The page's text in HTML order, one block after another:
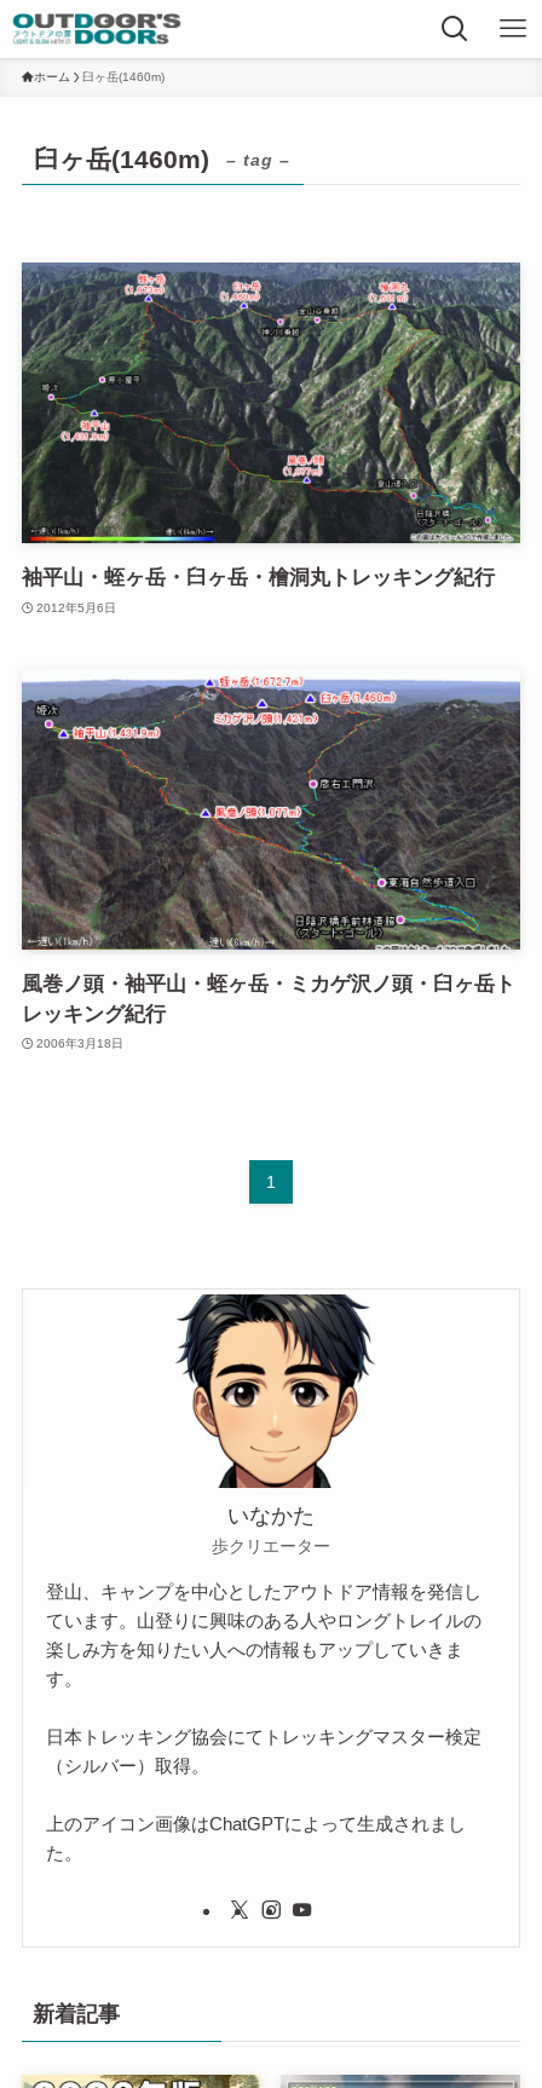
ホーム 臼ヶ岳(1460m)
臼ヶ岳(1460m) – tag –
袖平山・蛭ヶ岳・臼ヶ岳・檜洞丸トレッキング紀行
2012年5月6日
風巻ノ頭・袖平山・蛭ヶ岳・ミカゲ沢ノ頭・臼ヶ岳ト
レッキング紀行
2006年3月18日
1
いなかた
歩クリエーター
登山、キャンプを中心としたアウトドア情報を発信し
ています。山登りに興味のある人やロングトレイルの
楽しみ方を知りたい人への情報もアップしていきま
す。
日本トレッキング協会にてトレッキングマスター検定
（シルバー）取得。
上のアイコン画像はChatGPTによって生成されまし
た。
新着記事